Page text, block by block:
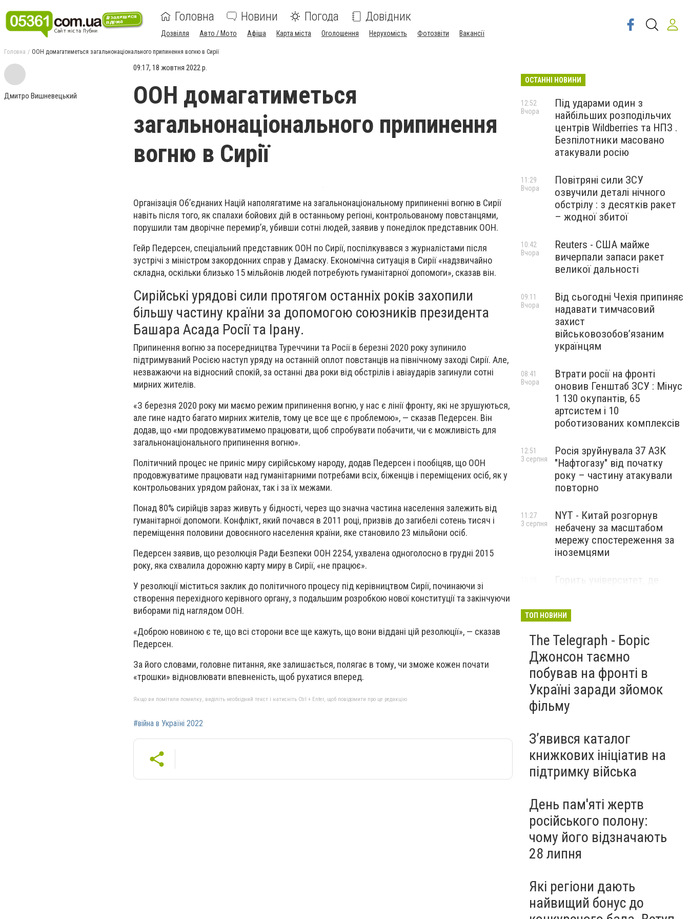
Головна Новини Погода Довідник
Дозвілля Авто / Мото Афіша Карта міста Оголошення Нерухомість Фотозвіти Вакансії
Головна ООН домагатиметься загальнонаціонального припинення вогню в Сирії
Дмитро Вишневецький
09:17, 18 жовтня 2022 р.
ООН домагатиметься
загальнонаціонального припинення
вогню в Сирії
Організація Об’єднаних Націй наполягатиме на загальнонаціональному припиненні вогню в Сирії
навіть після того, як спалахи бойових дій в останньому регіоні, контрольованому повстанцями,
порушили там дворічне перемир’я, убивши сотні людей, заявив у понеділок представник ООН.
Гейр Педерсен, спеціальний представник ООН по Сирії, поспілкувався з журналістами після
зустрічі з міністром закордонних справ у Дамаску. Економічна ситуація в Сирії «надзвичайно
складна, оскільки близько 15 мільйонів людей потребують гуманітарної допомоги», сказав він.
Сирійські урядові сили протягом останніх років захопили
більшу частину країни за допомогою союзників президента
Башара Асада Росії та Ірану.
Припинення вогню за посередництва Туреччини та Росії в березні 2020 року зупинило
підтримуваний Росією наступ уряду на останній оплот повстанців на північному заході Сирії. Але,
незважаючи на відносний спокій, за останні два роки від обстрілів і авіаударів загинули сотні
мирних жителів.
«З березня 2020 року ми маємо режим припинення вогню, у нас є лінії фронту, які не зрушуються,
але гине надто багато мирних жителів, тому це все ще є проблемою», — сказав Педерсен. Він
додав, що «ми продовжуватимемо працювати, щоб спробувати побачити, чи є можливість для
загальнонаціонального припинення вогню».
Політичний процес не приніс миру сирійському народу, додав Педерсен і пообіцяв, що ООН
продовжуватиме працювати над гуманітарними потребами всіх, біженців і переміщених осіб, як у
контрольованих урядом районах, так і за їх межами.
Понад 80% сирійців зараз живуть у бідності, через що значна частина населення залежить від
гуманітарної допомоги. Конфлікт, який почався в 2011 році, призвів до загибелі сотень тисяч і
переміщення половини довоєнного населення країни, яке становило 23 мільйони осіб.
Педерсен заявив, що резолюція Ради Безпеки ООН 2254, ухвалена одноголосно в грудні 2015
року, яка схвалила дорожню карту миру в Сирії, «не працює».
У резолюції міститься заклик до політичного процесу під керівництвом Сирії, починаючи зі
створення перехідного керівного органу, з подальшим розробкою нової конституції та закінчуючи
виборами під наглядом ООН.
«Доброю новиною є те, що всі сторони все ще кажуть, що вони віддані цій резолюції», — сказав
Педерсен.
За його словами, головне питання, яке залишається, полягає в тому, чи зможе кожен почати
«трошки» відновлювати впевненість, щоб рухатися вперед.
Якщо ви помітили помилку, виділіть необхідний текст і натисніть Ctrl + Enter, щоб повідомити про це редакцію
#війна в Україні 2022
ОСТАННІ НОВИНИ
Під ударами один з
найбільших розподільчих
центрів Wildberries та НПЗ .
Безпілотники масовано
атакували росію
12:52
Вчора
Повітряні сили ЗСУ
озвучили деталі нічного
обстрілу : з десятків ракет
– жодної збитої
11:29
Вчора
Reuters - США майже
вичерпали запаси ракет
великої дальності
10:42
Вчора
Від сьогодні Чехія припиняє
надавати тимчасовий
захист
військовозобов’язаним
українцям
09:11
Вчора
Втрати росії на фронті
оновив Генштаб ЗСУ : Мінус
1 130 окупантів, 65
артсистем і 10
роботизованих комплексів
08:41
Вчора
Росія зруйнувала 37 АЗК
"Нафтогазу" від початку
року – частину атакували
повторно
12:51
3 серпня
NYT - Китай розгорнув
небачену за масштабом
мережу спостереження за
іноземцями
11:27
3 серпня
Горить університет, де
ТОП НОВИНИ
The Telegraph - Боріс
Джонсон таємно
побував на фронті в
Україні заради зйомок
фільму
З’явився каталог
книжкових ініціатив на
підтримку війська
День пам'яті жертв
російського полону:
чому його відзначають
28 липня
Які регіони дають
найвищий бонус до